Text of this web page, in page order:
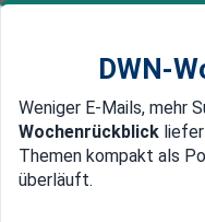
Newsticker MEIN
Edelmetalle
DWN-
Weniger E-Mails, mehr
Wochenrückblick
Themen kompakt als
überläuft.